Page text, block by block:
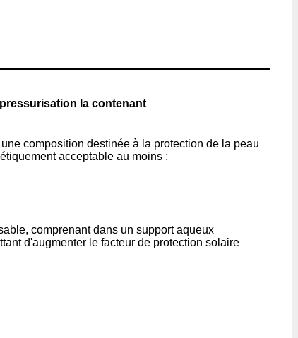
la contenant
composition destinée à la protection de la peau
acceptable au moins :
comprenant dans un support aqueux
d'augmenter le facteur de protection solaire